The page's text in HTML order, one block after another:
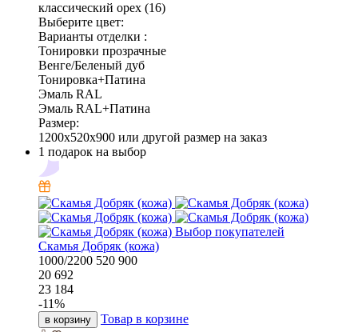
классический орех (16)
Выберите цвет:
Варианты отделки :
Тонировки прозрачные
Венге/Беленый дуб
Тонировка+Патина
Эмаль RAL
Эмаль RAL+Патина
Размер:
1200x520x900 или другой размер на заказ
1 подарок на выбор
Выбор покупателей
Скамья Добряк (кожа)
1000/2200 520 900
20 692
23 184
-11%
в корзину Товар в корзине